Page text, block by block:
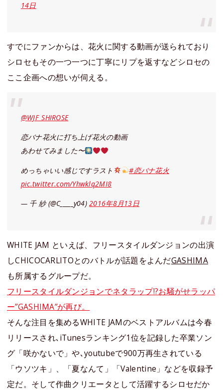
14日
すでにファンからは、花火に関する動画が送られており
シロセもその一つ一つに丁寧にリプを返すなどシロセの
ここ企画への想いが伺える。
@WJF_SHIROSE
恋バナ花火に打ち上げ花火の動画
あわせてみました〜
めっちゃいい感じですラスト
#恋バナ花火
pic.twitter.com/Yhwklq2MI8
— 千 紗 (@C_____y04)2016年8月13日
WHITE JAM といえば、フリースタイルダンジョンの出演
しCHICOCARLITOとのバトルが話題をよんだGASHIMA
も所属するグループだ。
フリースタイルダンジョンでネタラップ!?お騒がせラッパ
ー”GASHIMA”が再び。
そんな注目を集めるWHITE JAMのベストアルバムは今春
リリースされ､iTunesランキング1位を記録した卒業ソン
グ「咲かないで」や､youtubeで900万再生されている
「ウソツキ」、「夏なんて」「Valentine」などを収録予
定だ。そして作曲クリエータとして活躍するシロセだか